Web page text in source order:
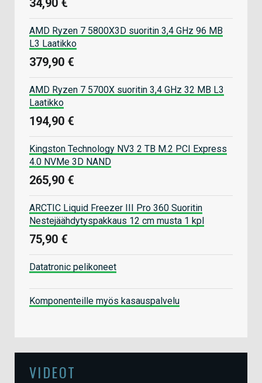
34,90 €
AMD Ryzen 7 5800X3D suoritin 3,4 GHz 96 MB
L3 Laatikko
379,90 €
AMD Ryzen 7 5700X suoritin 3,4 GHz 32 MB L3
Laatikko
194,90 €
Kingston Technology NV3 2 TB M.2 PCI Express
4.0 NVMe 3D NAND
265,90 €
ARCTIC Liquid Freezer III Pro 360 Suoritin
Nestejäähdytyspakkaus 12 cm musta 1 kpl
75,90 €
Datatronic pelikoneet
Komponenteille myös kasauspalvelu
VIDEOT